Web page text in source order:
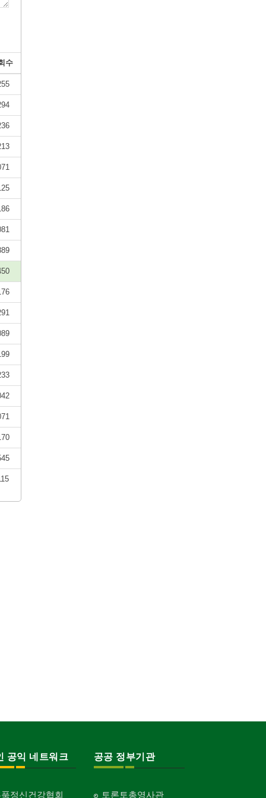
수
공익 네트워크
정신건강협회
공공 정부기관
토론토총영사관